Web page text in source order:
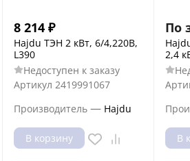
8 214 ₽
Hajdu ТЭН 2 кВт, 6/4,220В,
L390
Недоступен к заказу
Артикул 2419991067
Производитель — Hajdu
В корзину
По
2,4
В